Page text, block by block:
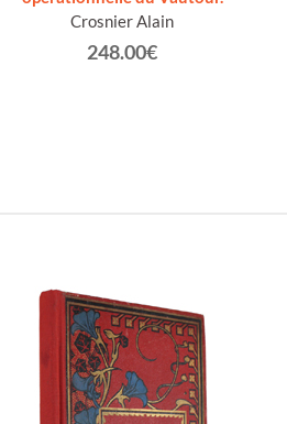
Crosnier Alain
248.00€